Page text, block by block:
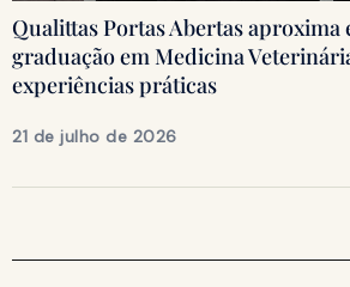
Qualittas Portas Abertas aproxima
graduação em Medicina
experiências práticas
21 de julho de 2026